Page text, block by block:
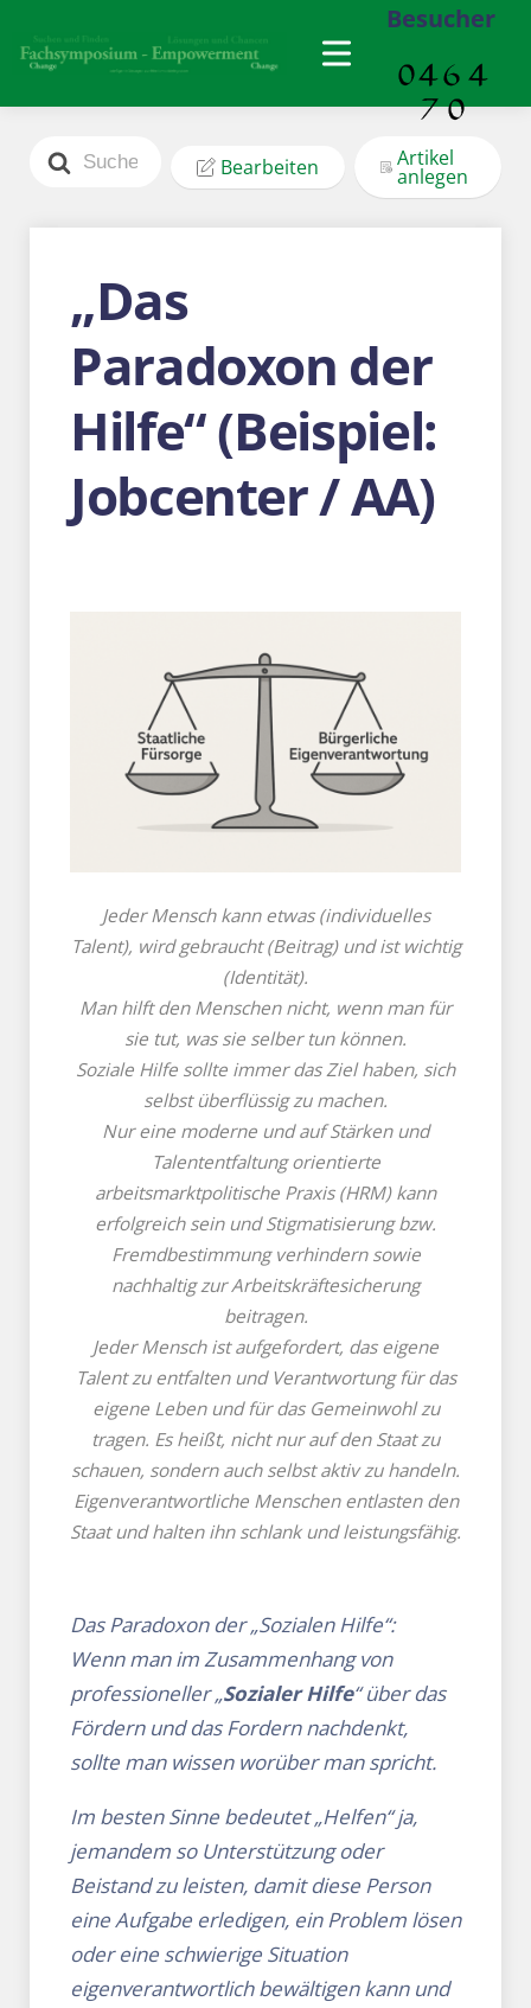
Besucher
Search
For
Bearbeiten Artikel
anlegen
„Das
Paradoxon der
Hilfe“ (Beispiel:
Jobcenter / AA)
Jeder Mensch kann etwas (individuelles
Talent), wird gebraucht (Beitrag) und ist wichtig
(Identität).
Man hilft den Menschen nicht, wenn man für
sie tut, was sie selber tun können.
Soziale Hilfe sollte immer das Ziel haben, sich
selbst überflüssig zu machen.
Nur eine moderne und auf Stärken und
Talententfaltung orientierte
arbeitsmarktpolitische Praxis (HRM)kann
erfolgreich sein und Stigmatisierung bzw.
Fremdbestimmung verhindern sowie
nachhaltig zur Arbeitskräftesicherung
beitragen.
Jeder Mensch ist aufgefordert, das eigene
Talent zu entfalten und Verantwortung für das
eigene Leben und für das Gemeinwohl zu
tragen. Es heißt, nicht nur auf den Staat zu
schauen, sondern auch selbst aktiv zu handeln.
Eigenverantwortliche Menschen entlasten den
Staat und halten ihn schlank und leistungsfähig.
Das Paradoxon der „Sozialen Hilfe“:
Wenn man im Zusammenhang von
professioneller „Sozialer Hilfe“ über das
Fördern und das Fordern nachdenkt,
sollte man wissen worüber man spricht.
Im besten Sinne bedeutet „Helfen“ ja,
jemandem so Unterstützung oder
Beistand zu leisten, damit diese Person
eine Aufgabe erledigen, ein Problem lösen
oder eine schwierige Situation
eigenverantwortlich bewältigen kann und